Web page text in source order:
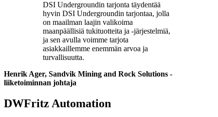
DSI Undergroundin tarjonta täydentää
hyvin DSI Undergroundin tarjontaa, jolla
on maailman laajin valikoima
maanpäällisiä tukituotteita ja -järjestelmiä,
ja sen avulla voimme tarjota
asiakkaillemme enemmän arvoa ja
turvallisuutta.
Henrik Ager, Sandvik Mining and Rock Solutions -
liiketoiminnan johtaja
DWFritz Automation